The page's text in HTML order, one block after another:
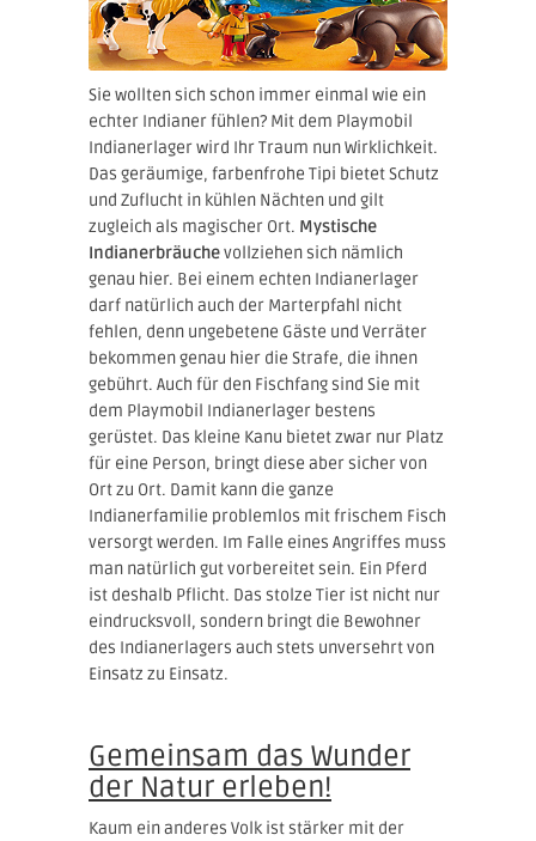
Sie wollten sich schon immer einmal wie ein
echter Indianer fühlen? Mit dem Playmobil
Indianerlager wird Ihr Traum nun Wirklichkeit.
Das geräumige, farbenfrohe Tipi bietet Schutz
und Zuflucht in kühlen Nächten und gilt
zugleich als magischer Ort. Mystische
Indianerbräuchevollziehen sich nämlich
genau hier. Bei einem echten Indianerlager
darf natürlich auch der Marterpfahl nicht
fehlen, denn ungebetene Gäste und Verräter
bekommen genau hier die Strafe, die ihnen
gebührt. Auch für den Fischfang sind Sie mit
dem Playmobil Indianerlager bestens
gerüstet. Das kleine Kanu bietet zwar nur Platz
für eine Person, bringt diese aber sicher von
Ort zu Ort. Damit kann die ganze
Indianerfamilie problemlos mit frischem Fisch
versorgt werden. Im Falle eines Angriffes muss
man natürlich gut vorbereitet sein. Ein Pferd
ist deshalb Pflicht. Das stolze Tier ist nicht nur
eindrucksvoll, sondern bringt die Bewohner
des Indianerlagers auch stets unversehrt von
Einsatz zu Einsatz.
Gemeinsam das Wunder
der Natur erleben!
Kaum ein anderes Volk ist stärker mit der